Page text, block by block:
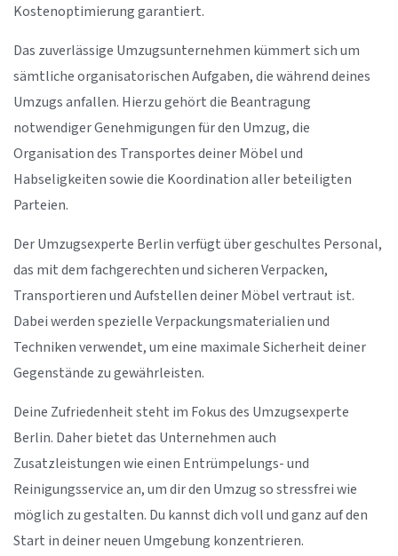
Kostenoptimierung garantiert.
Das zuverlässige Umzugsunternehmen kümmert sich um
sämtliche organisatorischen Aufgaben, die während deines
Umzugs anfallen. Hierzu gehört die Beantragung
notwendiger Genehmigungen für den Umzug, die
Organisation des Transportes deiner Möbel und
Habseligkeiten sowie die Koordination aller beteiligten
Parteien.
Der Umzugsexperte Berlin verfügt über geschultes Personal,
das mit dem fachgerechten und sicheren Verpacken,
Transportieren und Aufstellen deiner Möbel vertraut ist.
Dabei werden spezielle Verpackungsmaterialien und
Techniken verwendet, um eine maximale Sicherheit deiner
Gegenstände zu gewährleisten.
Deine Zufriedenheit steht im Fokus des Umzugsexperte
Berlin. Daher bietet das Unternehmen auch
Zusatzleistungen wie einen Entrümpelungs- und
Reinigungsservice an, um dir den Umzug so stressfrei wie
möglich zu gestalten. Du kannst dich voll und ganz auf den
Start in deiner neuen Umgebung konzentrieren.